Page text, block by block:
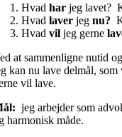
Hvad har jeg lavet?
Hvad laver jeg nu?
Hvad vil jeg gerne
at sammenligne nutid
kan nu lave delmål,
vil lave.
jeg arbejder som
harmonisk måde.